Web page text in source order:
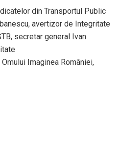
din Transportul Public
avertizor de Integritate
secretar general Ivan
Imaginea României,